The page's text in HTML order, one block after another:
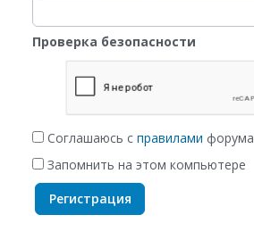
Проверка безопасности
Соглашаюсь с правилами форума
Запомнить на этом компьютере